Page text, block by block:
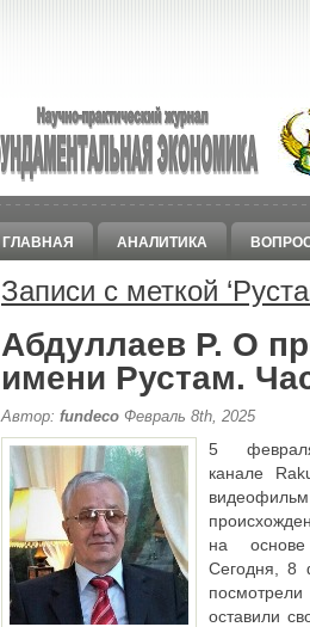
ГЛАВНАЯ АНАЛИТИКА
Записи с меткой ‘
Абдуллаев Р. О
имени Рустам.
Автор: fundeco Февраль 8th, 2025
5
канале
на
Сегодня, 8
оставили